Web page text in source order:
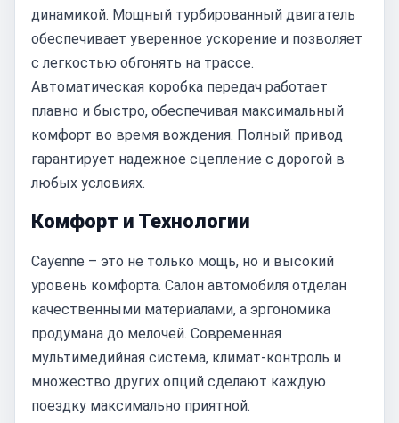
динамикой. Мощный турбированный двигатель
обеспечивает уверенное ускорение и позволяет
с легкостью обгонять на трассе.
Автоматическая коробка передач работает
плавно и быстро, обеспечивая максимальный
комфорт во время вождения. Полный привод
гарантирует надежное сцепление с дорогой в
любых условиях.
Комфорт и Технологии
Cayenne – это не только мощь, но и высокий
уровень комфорта. Салон автомобиля отделан
качественными материалами, а эргономика
продумана до мелочей. Современная
мультимедийная система, климат-контроль и
множество других опций сделают каждую
поездку максимально приятной.